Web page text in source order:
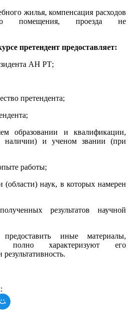
жилья, компенсация расходов
помещения, проезда не
претендент предоставляет:
АН РТ;
претендента;
образовании и квалификации,
наличии) и ученом звании (при
работы;
(области) наук, в которых намерен
результатов научной
иные материалы,
полно характеризуют его